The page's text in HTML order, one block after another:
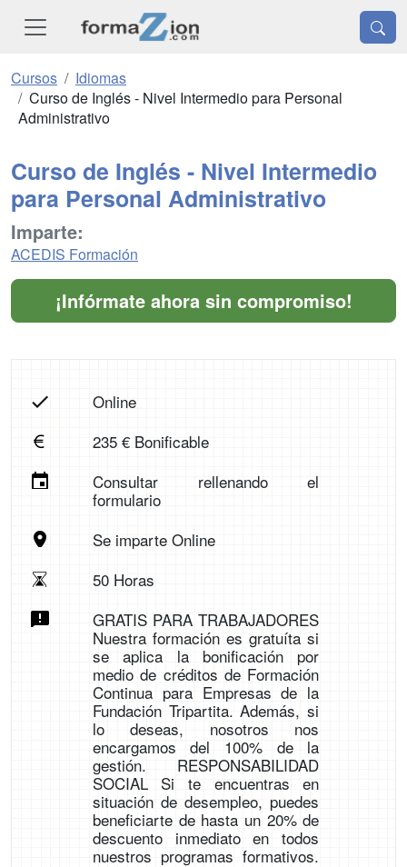
Cursos
Idiomas
Curso de Inglés - Nivel Intermedio para Personal
Administrativo
Curso de Inglés - Nivel Intermedio
para Personal Administrativo
Imparte:
ACEDIS Formación
¡Infórmate ahora sin compromiso!
Online
235 € Bonificable
Consultar rellenando el
formulario
Se imparte Online
50 Horas
GRATIS PARA TRABAJADORES
Nuestra formación es gratuíta si
se aplica la bonificación por
medio de créditos de Formación
Continua para Empresas de la
Fundación Tripartita. Además, si
lo deseas, nosotros nos
encargamos del 100% de la
gestión. RESPONSABILIDAD
SOCIAL Si te encuentras en
situación de desempleo, puedes
beneficiarte de hasta un 20% de
descuento inmediato en todos
nuestros programas formativos.